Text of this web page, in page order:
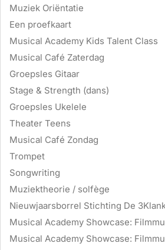
Muziek Oriëntatie
Een proefkaart
Musical Academy Kids Talent Class
Musical Café Zaterdag
Groepsles Gitaar
Stage & Strength (dans)
Groepsles Ukelele
Theater Teens
Musical Café Zondag
Trompet
Songwriting
Muziektheorie / solfège
Nieuwjaarsborrel Stichting De
Musical Academy Showcase:
Musical Academy Showcase: